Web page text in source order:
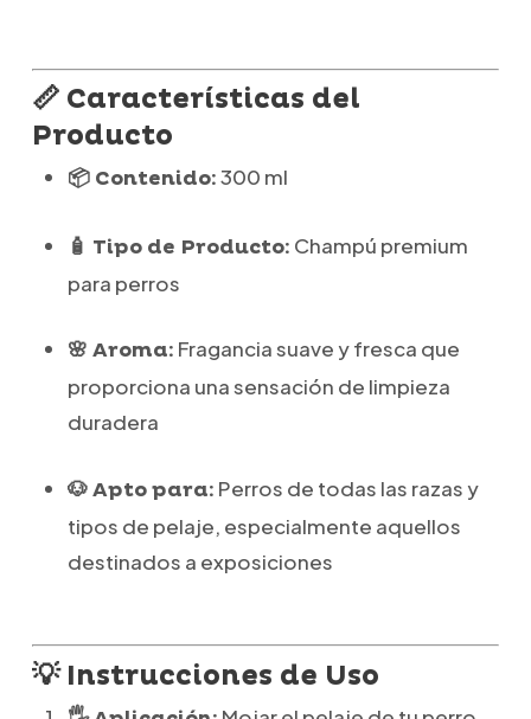
📏 Características del
Producto
📦 Contenido:300 ml
🧴 Tipo de Producto: Champú premium
para perros
🌸 Aroma: Fragancia suave y fresca que
proporciona una sensación de limpieza
duradera
🐶 Apto para: Perros de todas las razas y
tipos de pelaje, especialmente aquellos
destinados a exposiciones
💡 Instrucciones de Uso